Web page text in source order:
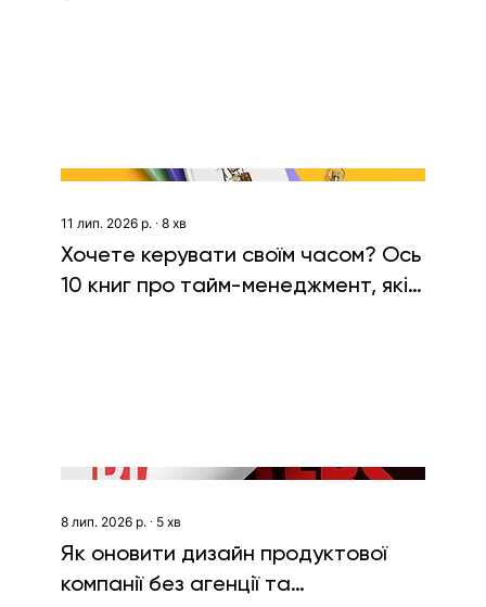
11 лип. 2026 р. ∙ 8 хв
Хочете керувати своїм часом? Ось
10 книг про тайм-менеджмент, які
8 лип. 2026 р.∙ 5 хв
Як оновити дизайн продуктової
компанії без агенції та